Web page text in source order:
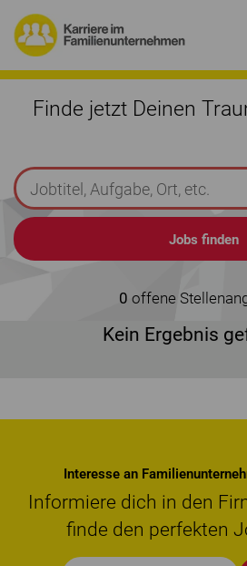
Warum
Jobs
Magazin
Finde jetzt Deinen
0 offene
Kein Ergebnis
Interesse an
Informiere dich in den
finde den perfekten